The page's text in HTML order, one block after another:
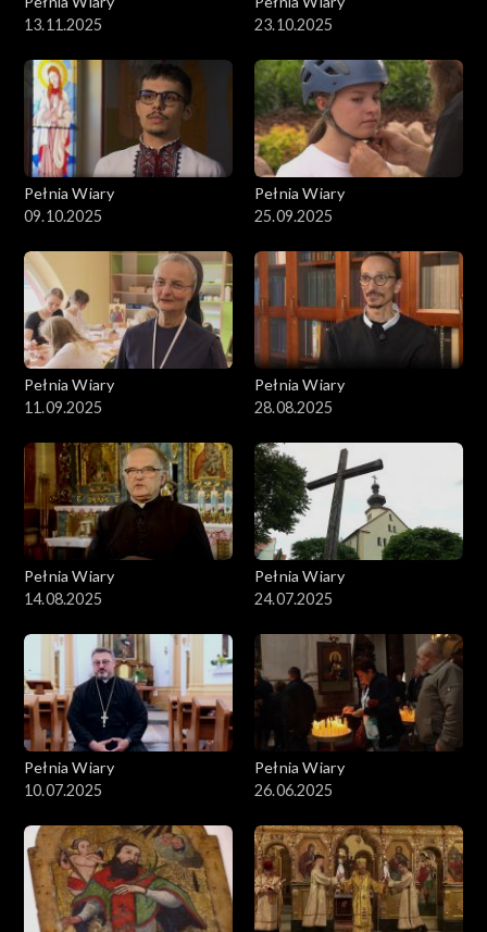
13.11.2025
23.10.2025
Pełnia Wiary
09.10.2025
Pełnia Wiary
25.09.2025
Pełnia Wiary
11.09.2025
Pełnia Wiary
28.08.2025
Pełnia Wiary
14.08.2025
Pełnia Wiary
24.07.2025
Pełnia Wiary
10.07.2025
Pełnia Wiary
26.06.2025